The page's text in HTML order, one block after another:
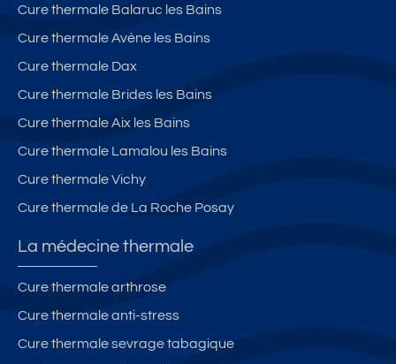
Cure thermale Balaruc les Bains
Cure thermale Avène les Bains
Cure thermale Dax
Cure thermale Brides les Bains
Cure thermale Aix les Bains
Cure thermale Lamalou les Bains
Cure thermale Vichy
Cure thermale de La Roche Posay
La médecine thermale
Cure thermale arthrose
Cure thermale anti-stress
Cure thermale sevrage tabagique